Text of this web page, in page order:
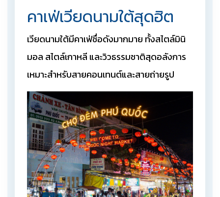
คาเฟ่เวียดนามใต้สุดฮิต
เวียดนามใต้มีคาเฟ่ชื่อดังมากมาย ทั้งสไตล์มินิ
มอล สไตล์เกาหลี และวิวธรรมชาติสุดอลังการ
เหมาะสำหรับสายคอนเทนต์และสายถ่ายรูป